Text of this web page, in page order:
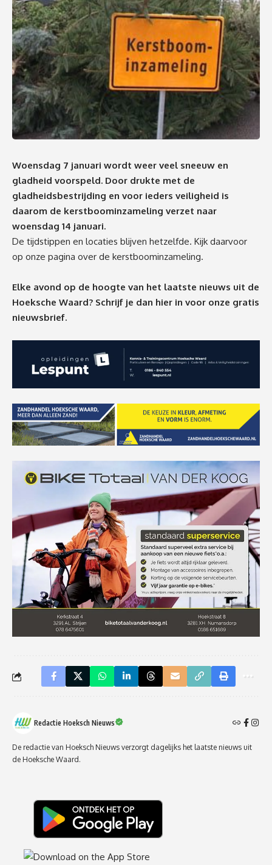
Woensdag 7 januari wordt weer veel sneeuw en
gladheid voorspeld. Door drukte met de
gladheidsbestrijding en voor ieders veiligheid is
daarom de kerstboominzameling verzet naar
woensdag 14 januari.
De tijdstippen en locaties blijven hetzelfde. Kijk daarvoor
op onze pagina over de kerstboominzameling.
Elke avond op de hoogte van het laatste nieuws uit de
Hoeksche Waard? Schrijf je dan hier in voor onze gratis
nieuwsbrief.
Redactie Hoeksch Nieuws
De redactie van Hoeksch Nieuws verzorgt dagelijks het laatste nieuws uit
de Hoeksche Waard.